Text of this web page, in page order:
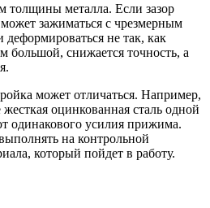
толщины металла. Если зазор
зажиматься с чрезмерным
не так, как
большой, снижается точность, а
может отличаться. Например,
оцинкованная сталь одной
одинакового усилия прижима.
на контрольной
который пойдет в работу.